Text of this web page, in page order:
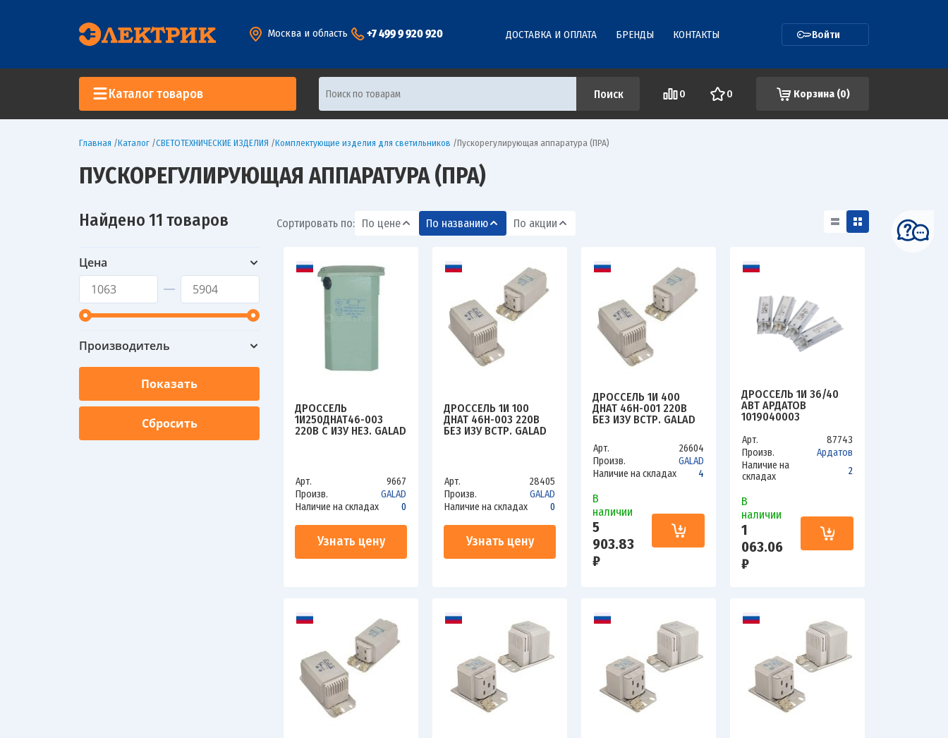
Москва и область +7 499 9 920 920 ДОСТАВКА И ОПЛАТА БРЕНДЫ КОНТАКТЫ Войти
Каталог товаров 0 0 Корзина (0)
Главная /Каталог /СВЕТОТЕХНИЧЕСКИЕ ИЗДЕЛИЯ /Комплектующие изделия для светильников /Пускорегулирующая аппаратура (ПРА)
ПУСКОРЕГУЛИРУЮЩАЯ АППАРАТУРА (ПРА)
Найдено 11 товаров
Цена
Производитель
Сортировать по: По цене По названию По акции
ДРОССЕЛЬ
1И250ДНАТ46-003
220В С ИЗУ НЕЗ. GALAD
Арт.
9667
Произв.
GALAD
Наличие на складах
0
Узнать цену
ДРОССЕЛЬ 1И 100
ДНАТ 46Н-003 220В
БЕЗ ИЗУ ВСТР. GALAD
Арт.
28405
Произв.
GALAD
Наличие на складах
0
Узнать цену
ДРОССЕЛЬ 1И 400
ДНАТ 46Н-001 220В
БЕЗ ИЗУ ВСТР. GALAD
Арт.
26604
Произв.
GALAD
Наличие на складах
4
В
наличии
5
903.83
₽
ДРОССЕЛЬ 1И 36/40
АВТ АРДАТОВ
1019040003
Арт.
87743
Произв.
Ардатов
Наличие на
складах
2
В
наличии
1
063.06
₽